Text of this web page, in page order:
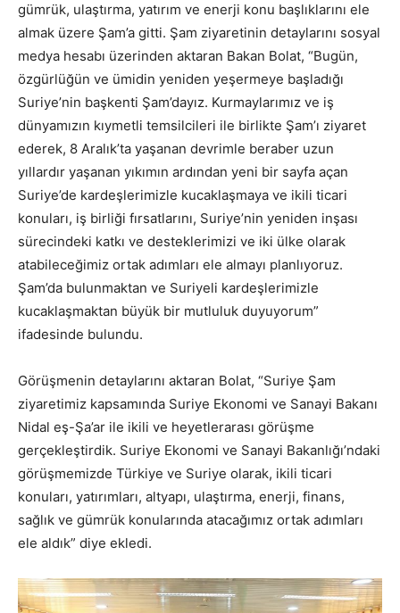
gümrük, ulaştırma, yatırım ve enerji konu başlıklarını ele
almak üzere Şam’a gitti. Şam ziyaretinin detaylarını sosyal
medya hesabı üzerinden aktaran Bakan Bolat, “Bugün,
özgürlüğün ve ümidin yeniden yeşermeye başladığı
Suriye’nin başkenti Şam’dayız. Kurmaylarımız ve iş
dünyamızın kıymetli temsilcileri ile birlikte Şam’ı ziyaret
ederek, 8 Aralık’ta yaşanan devrimle beraber uzun
yıllardır yaşanan yıkımın ardından yeni bir sayfa açan
Suriye’de kardeşlerimizle kucaklaşmaya ve ikili ticari
konuları, iş birliği fırsatlarını, Suriye’nin yeniden inşası
sürecindeki katkı ve desteklerimizi ve iki ülke olarak
atabileceğimiz ortak adımları ele almayı planlıyoruz.
Şam’da bulunmaktan ve Suriyeli kardeşlerimizle
kucaklaşmaktan büyük bir mutluluk duyuyorum”
ifadesinde bulundu.
Görüşmenin detaylarını aktaran Bolat, “Suriye Şam
ziyaretimiz kapsamında Suriye Ekonomi ve Sanayi Bakanı
Nidal eş-Şa’ar ile ikili ve heyetlerarası görüşme
gerçekleştirdik. Suriye Ekonomi ve Sanayi Bakanlığı’ndaki
görüşmemizde Türkiye ve Suriye olarak, ikili ticari
konuları, yatırımları, altyapı, ulaştırma, enerji, finans,
sağlık ve gümrük konularında atacağımız ortak adımları
ele aldık” diye ekledi.